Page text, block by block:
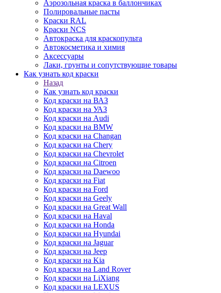
Аэрозольная краска в баллончиках
Полировальные пасты
Краски RAL
Краски NCS
Автокраска для краскопульта
Автокосметика и химия
Аксессуары
Лаки, грунты и сопутствующие товары
Как узнать код краски
Назад
Как узнать код краски
Код краски на ВАЗ
Код краски на УАЗ
Код краски на Audi
Код краски на BMW
Код краски на Changan
Код краски на Chery
Код краски на Chevrolet
Код краски на Citroen
Код краски на Daewoo
Код краски на Fiat
Код краски на Ford
Код краски на Geely
Код краски на Great Wall
Код краски на Haval
Код краски на Honda
Код краски на Hyundai
Код краски на Jaguar
Код краски на Jeep
Код краски на Kia
Код краски на Land Rover
Код краски на LiXiang
Код краски на LEXUS